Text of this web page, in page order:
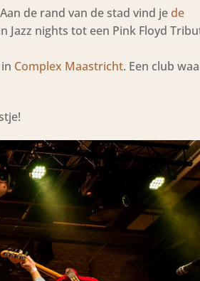
de rand van de stad vind je de
nights tot een Pink Floyd
Complex Maastricht. Een club